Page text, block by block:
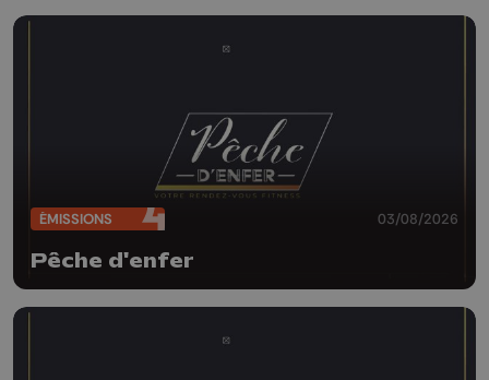
ÉMISSIONS 03/08/2026
Pêche d'enfer